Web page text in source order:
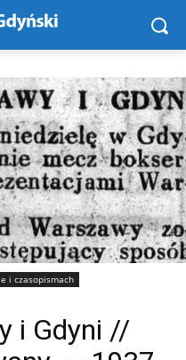
i czasopismach
i Gdyni //